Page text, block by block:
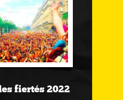
fiertés 2022